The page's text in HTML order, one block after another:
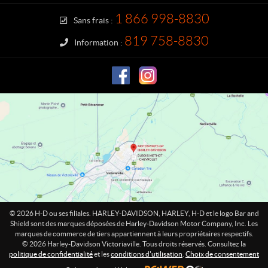
s
o
n
c
r
Sans frais : 1 866 998-8830
Information : 819 758-8830
© 2026 H-D ou ses filiales. HARLEY-DAVIDSON, HARLEY, H-D et le logo Bar and
Shield sont des marques déposées de Harley-Davidson Motor Company, Inc. Les
marques de commerce de tiers appartiennent à leurs propriétaires respectifs.
© 2026 Harley-Davidson Victoriaville. Tous droits réservés. Consultez la
politique de confidentialitéet lesconditions d'utilisation Choix de consentement